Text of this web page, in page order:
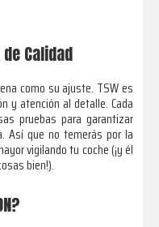
Calidad
como su ajuste. TSW es
y atención al detalle. Cada
pruebas para garantizar
Así que no temerás por la
vigilando tu coche (¡y él
bien!).